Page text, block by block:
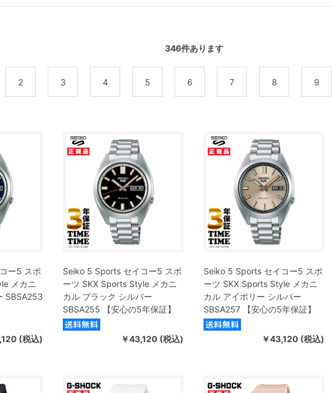
346件あります
2 3 4 5 6 7 8 9
ー5 スポ
メカニ
SBSA253
(税込)
Seiko 5 Sports セイコー5 スポ
ーツ SKX Sports Style メカニ
カル ブラック シルバー
SBSA255 【安心の5年保証】
￥43,120 (税込)
Seiko 5 Sports セイコー5 スポ
ーツ SKX Sports Style メカニ
カル アイボリー シルバー
SBSA257 【安心の5年保証】
￥43,120 (税込)